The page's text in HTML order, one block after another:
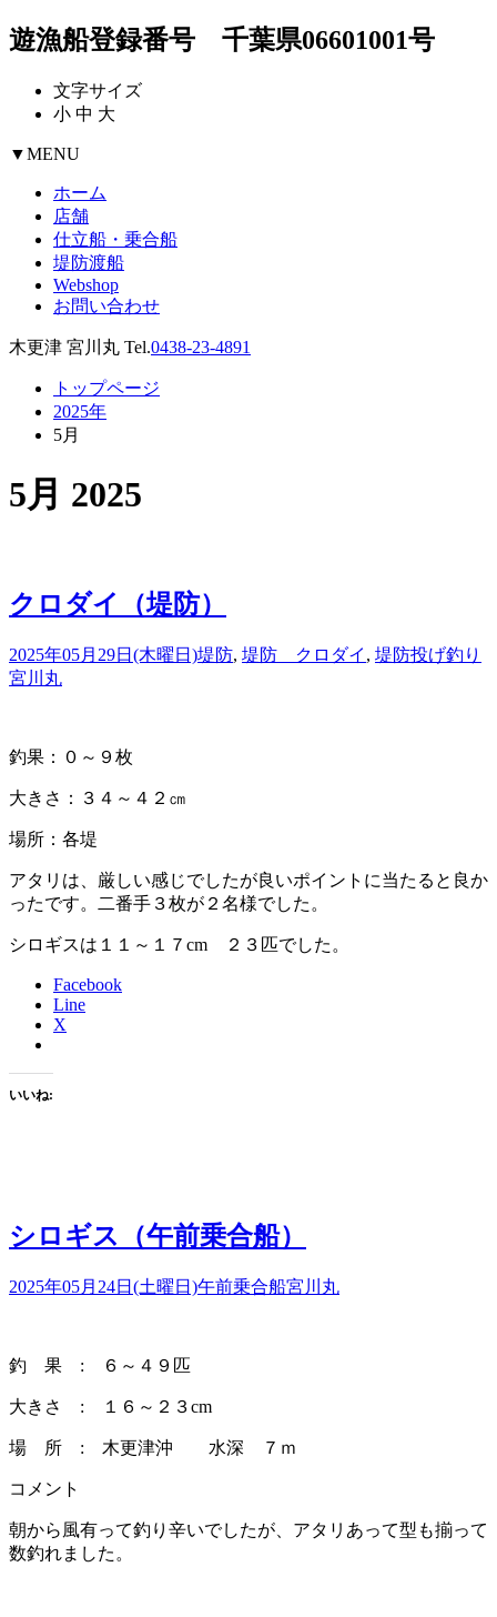
遊漁船登録番号 千葉県06601001号
文字サイズ
小 中 大
▼MENU
ホーム
店舗
仕立船・乗合船
堤防渡船
Webshop
お問い合わせ
木更津 宮川丸 Tel.0438-23-4891
トップページ
2025年
5月
5月 2025
クロダイ（堤防）
2025年05月29日(木曜日)堤防, 堤防 クロダイ , 堤防投げ釣り
宮川丸
釣果：０～９枚
大きさ：３４～４２㎝
場所：各堤
アタリは、厳しい感じでしたが良いポイントに当たると良か
ったです。二番手３枚が２名様でした。
シロギスは１１～１７cm ２３匹でした。
Facebook
Line
X
いいね:
シロギス（午前乗合船）
2025年05月24日(土曜日)午前乗合船宮川丸
釣 果 : ６～４９匹
大きさ : １６～２３cm
場 所 : 木更津沖 水深 ７ｍ
コメント
朝から風有って釣り辛いでしたが、アタリあって型も揃って
数釣れました。